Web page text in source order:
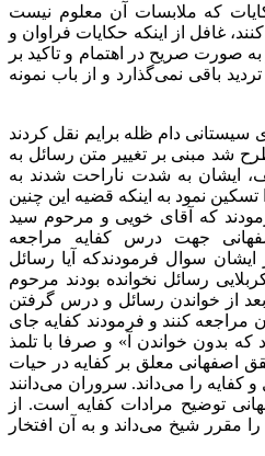
که ملابسات آن معلوم نیست
غافل از اینکه حکایات فراوان و
صورت صریح در اهتمام و تاکید بر
باقی نمی‌گذارد و از باب نمونه
دام ظله برایم نقل کردند
شد مبنی بر تغییر متن رسائل به
ایشان به شدت ناراحت شدند به
نمود به اینکه قضیه این چنین
که آقای خویی و مرحوم سید
جهت درس کفایه مراجعه
سوال فرمودندکه آیا رسائل
رسائل نخوانده بودند مرحوم
بعد از خواندن رسائل و درس گرفتن
کنند و فرمودند کفایه جای
که بدون خواندن آ» و صرفا با تلمذ
اصفهانی معلق بر کفایه در حیات
کفایه را می‌داند. سروران می‌دانند
توضیح مرادات کفایه است. از
مقرر شیخ می‌داند و به آن افتخار